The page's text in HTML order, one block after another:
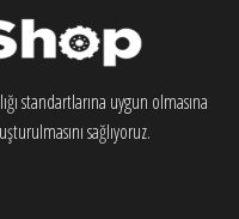
standartlarına uygun olmasına
sağlıyoruz.